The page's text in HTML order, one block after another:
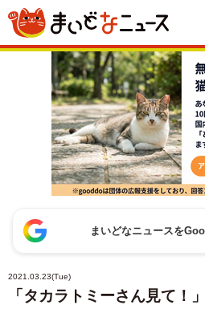
まいどなニュースを
2021.03.23(Tue)
「タカラトミーさん見て！